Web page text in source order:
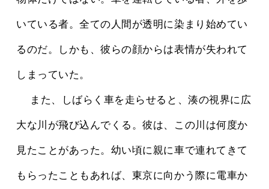
いている者。全ての人間が透明に染まり始めてい
るのだ。しかも、彼らの顔からは表情が失われて
しまっていた。
大な川が飛び込んでくる。彼は、この川は何度か
見たことがあった。幼い頃に親に車で連れてきて
もらったこともあれば、東京に向かう際に電車か